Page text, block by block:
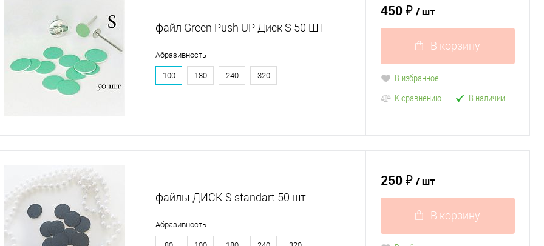
файл Green Push UP Диск S 50 ШТ
Абразивность
100 180 240 320
450 ₽ / шт
В корзину
В избранное
К сравнению
В наличии
файлы ДИСК S standart 50 шт
Абразивность
250 ₽ / шт
В корзину